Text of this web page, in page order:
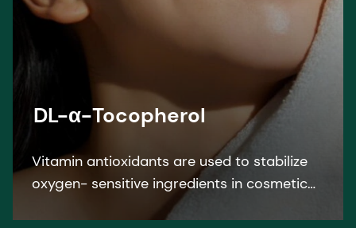
DL-α-Tocopherol
Vitamin antioxidants are used to stabilize
oxygen- sensitive ingredients in cosmetic
formulations. DL-α-Tocopherol protects